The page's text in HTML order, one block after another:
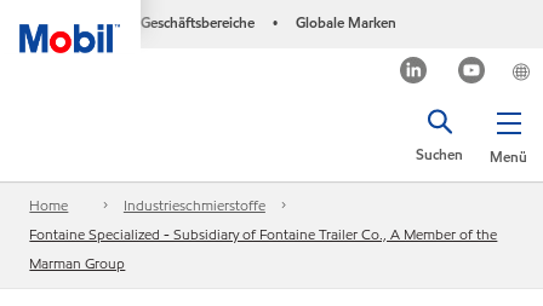
Geschäftsbereiche • Globale Marken
Menü
Suchen
Home
Industrieschmierstoffe
Fontaine Specialized - Subsidiary of Fontaine Trailer Co., A Member of the
Marman Group